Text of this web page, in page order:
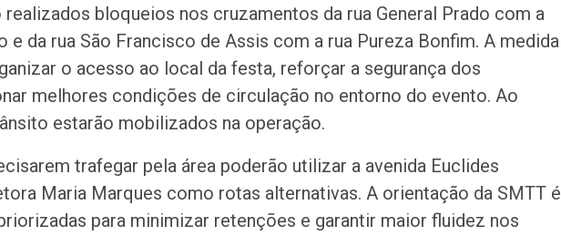
realizados bloqueios nos cruzamentos da rua General Prado com a
e da rua São Francisco de Assis com a rua Pureza Bonfim. A medida
o acesso ao local da festa, reforçar a segurança dos
melhores condições de circulação no entorno do evento. Ao
estarão mobilizados na operação.
trafegar pela área poderão utilizar a avenida Euclides
Maria Marques como rotas alternativas. A orientação da SMTT é
para minimizar retenções e garantir maior fluidez nos